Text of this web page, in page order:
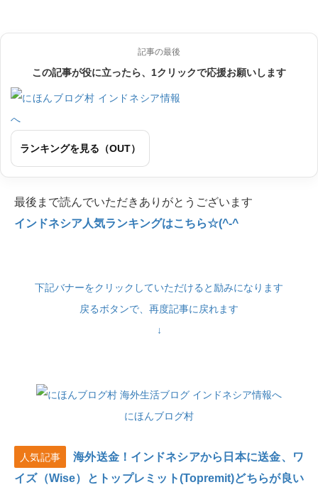
記事の最後
この記事が役に立ったら、1クリックで応援お願いします
ランキングを見る（OUT）
最後まで読んでいただきありがとうございます
インドネシア人気ランキングはこちら☆(^-^
下記バナーをクリックしていただけると励みになります
戻るボタンで、再度記事に戻れます
↓
にほんブログ村
人気記事
海外送金！インドネシアから日本に送金、ワ
イズ（Wise）とトップレミット(Topremit)どちらが良い